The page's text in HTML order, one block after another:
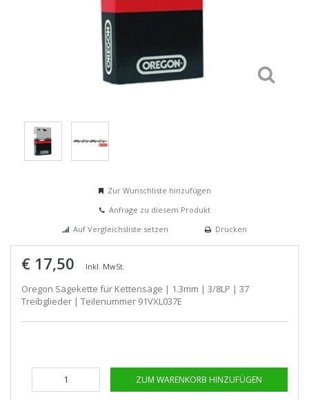
Zur Wunschliste hinzufügen
Anfrage zu diesem Produkt
Auf Vergleichsliste setzen
Drucken
€ 17,50 Inkl. MwSt.
Oregon Sägekette für Kettensäge | 1.3mm | 3/8LP | 37
Treibglieder | Teilenummer 91VXL037E
ZUM WARENKORB HINZUFÜGEN